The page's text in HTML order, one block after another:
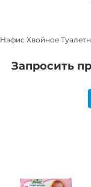
Нэфис Хвойное
Запросить